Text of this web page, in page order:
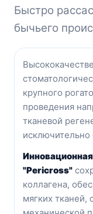
Быстро
бычьего
крупного
проведения
тканевой
исключительно
"Pericross"
коллагена, о
мягких тканей,